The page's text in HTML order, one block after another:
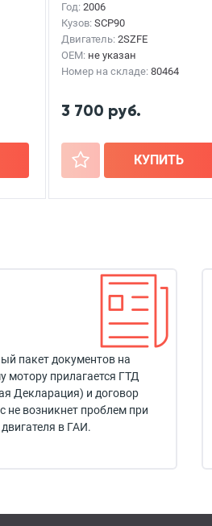
Год: 2006
Кузов: SCP90
Двигатель: 2SZFE
OEM: не указан
Номер на складе: 80464
3 700 руб.
+ КУПИТЬ
пакет документов на
мотору прилагается ГТД
Декларация) и договор
не возникнет проблем при
в ГАИ.